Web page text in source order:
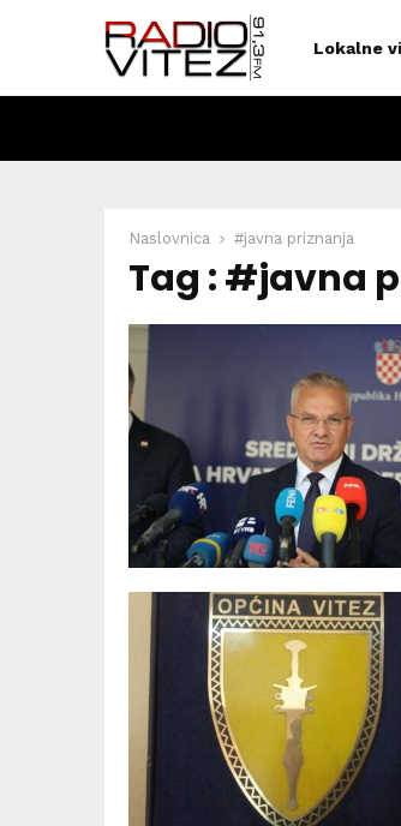
Lokalne
Naslovnica #javna priznanja
Tag : #javna